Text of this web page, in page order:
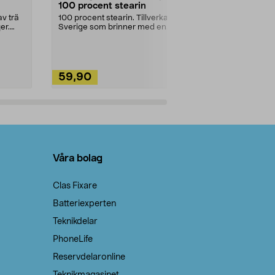
trä
100 procent stearin
100 procent stearin. Tillverkade i
Sverige som brinner med en
59,90
Våra bolag
Clas Fixare
Batteriexperten
Teknikdelar
PhoneLife
Reservdelaronline